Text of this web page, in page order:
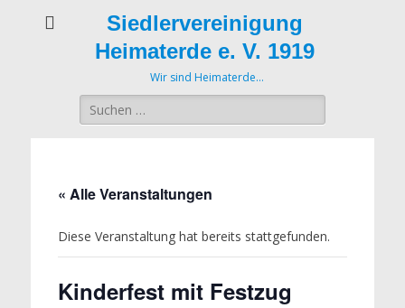
Siedlervereinigung
Heimaterde e. V. 1919
Wir sind Heimaterde…
Suche
nach:
« Alle Veranstaltungen
Diese Veranstaltung hat bereits stattgefunden.
Kinderfest mit Festzug